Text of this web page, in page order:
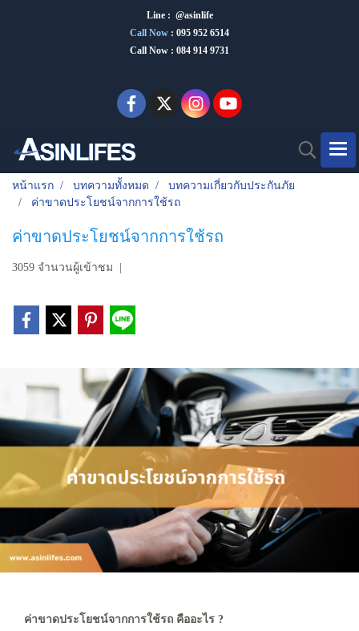
Line : @asinlife
Call Now : 095 952 6514
Call Now : 084 914 9731
หน้าแรก บทความทั้งหมด
บทความเกี่ยวกับประกันภัย
ค่าขาดประโยชน์จากการใช้รถ
ค่าขาดประโยชน์จากการใช้รถ
3059 จำนวนผู้เข้าชม
ค่าขาดประโยชน์จากการใช้รถ คืออะไร ?